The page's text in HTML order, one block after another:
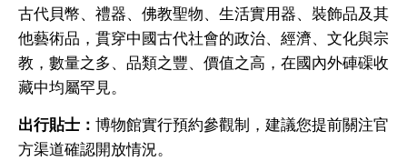
古代貝幣、禮器、佛教聖物、生活實用器、裝飾品及其
他藝術品，貫穿中國古代社會的政治、經濟、文化與宗
教，數量之多、品類之豐、價值之高，在國內外硨磲收
藏中均屬罕見。
出行貼士： 博物館實行預約參觀制，建議您提前關注官
方渠道確認開放情況。